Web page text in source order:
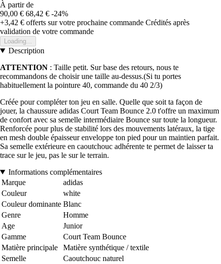
À partir de
90,00 € 68,42 € -24%
+3,42 € offerts sur votre prochaine commande Crédités après
validation de votre commande
Loading...
Description
ATTENTION : Taille petit. Sur base des retours, nous te
recommandons de choisir une taille au-dessus.(Si tu portes
habituellement la pointure 40, commande du 40 2/3)
Créée pour compléter ton jeu en salle. Quelle que soit ta façon de
jouer, la chaussure adidas Court Team Bounce 2.0 t'offre un maximum
de confort avec sa semelle intermédiaire Bounce sur toute la longueur.
Renforcée pour plus de stabilité lors des mouvements latéraux, la tige
en mesh double épaisseur enveloppe ton pied pour un maintien parfait.
Sa semelle extérieure en caoutchouc adhérente te permet de laisser ta
trace sur le jeu, pas le sur le terrain.
Informations complémentaires
Marque
adidas
Couleur
white
Couleur dominante Blanc
Genre
Homme
Age
Junior
Gamme
Court Team Bounce
Matière principale
Matière synthétique / textile
Semelle
Caoutchouc naturel